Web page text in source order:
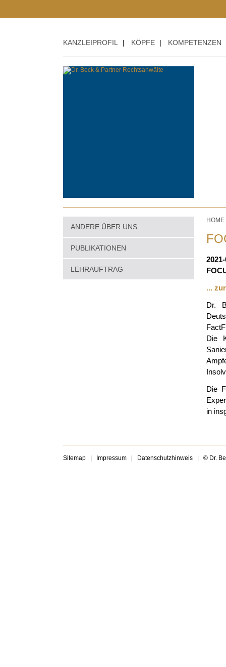
KANZLEIPROFIL | KÖPFE | KOMPETENZEN
ANDERE ÜBER UNS
PUBLIKATIONEN
LEHRAUFTRAG
HOME
...
Dr.
Die
Die
in
Sitemap Impressum Datenschutzhinweis © Dr.